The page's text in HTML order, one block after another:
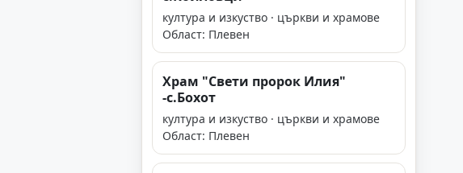
култура и изкуство · църкви и храмове
Област: Плевен
Храм "Свети пророк Илия"
-с.Бохот
култура и изкуство · църкви и храмове
Област: Плевен